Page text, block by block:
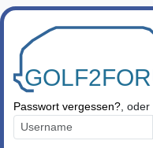
Zum Inhalt springen
Passwort vergessen? , oder